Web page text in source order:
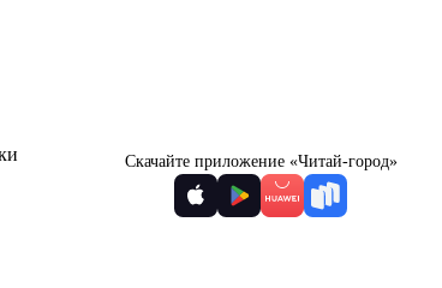
Скачайте приложение «Читай-город»